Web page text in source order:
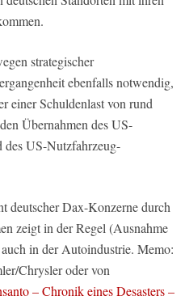
strategischer
ebenfalls notwendig,
einer Schuldenlast von rund
Übernahmen des US-
US-Nutzfahrzeug-
deutscher Dax-Konzerne durch
zeigt in der Regel (Ausnahme
in der Autoindustrie. Memo:
Chrysler oder von
– Chronik eines Desasters –